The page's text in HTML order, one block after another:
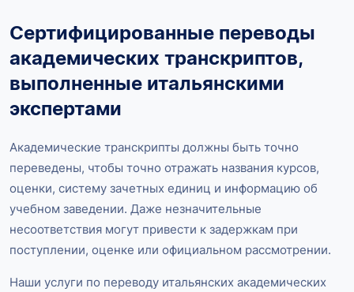
Сертифицированные переводы
академических транскриптов,
выполненные итальянскими
экспертами
Академические транскрипты должны быть точно
переведены, чтобы точно отражать названия курсов,
оценки, систему зачетных единиц и информацию об
учебном заведении. Даже незначительные
несоответствия могут привести к задержкам при
поступлении, оценке или официальном рассмотрении.
Наши услуги по переводу итальянских академических